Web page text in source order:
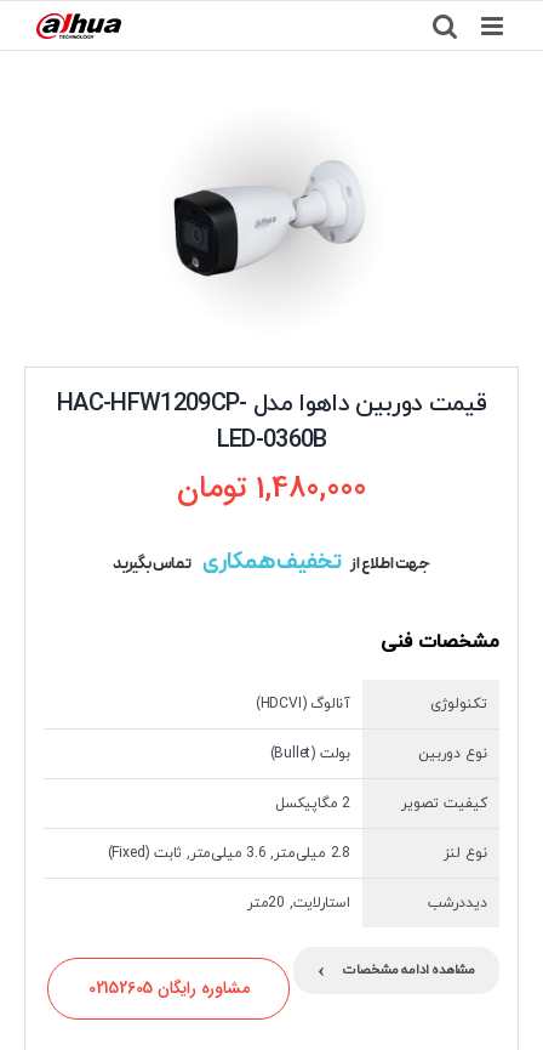
to
قیمت دوربین داهوا مدل HAC-HFW1209CP-
LED-0360B
1,480,000 تومان
جهت اطلاع از تخفیف همکاری تماس بگیرید
مشخصات فنی
تکنولوژی آنالوگ (HDCVI)
نوع دوربین بولت (Bullet)
کیفیت تصویر 2 مگاپیکسل
نوع لنز 2.8 میلی‌متر, 3.6 میلی‌متر, ثابت (Fixed)
دیددرشب استارلایت, 20متر
مشاهده ادامه مشخصات ›
مشاوره رایگان 02152605